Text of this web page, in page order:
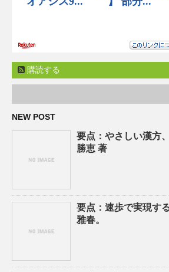
購読する
NEW POST
要点：やさしい漢方
勝恵 著
要点：速歩で実現す
雅春。